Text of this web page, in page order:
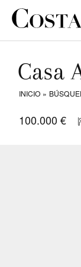
Casa
INICIO
100.000 €